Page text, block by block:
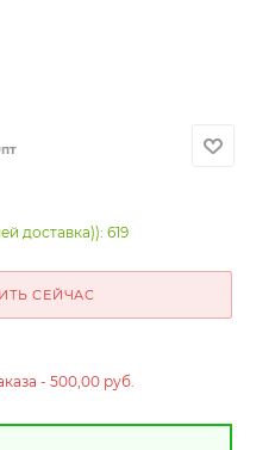
доставка)): 619
СЕЙЧАС
- 500,00 руб.